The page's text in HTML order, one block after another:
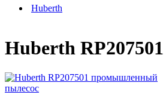
Huberth
Huberth